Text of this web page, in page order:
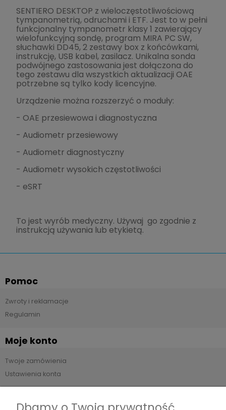
SENTIERO DESKTOP z wieloczęstotliwościową
tympanometrią, odruchami i ETF. Jest to w pełni
funkcjonalny tympanometr klasy 1 zawierający
wielofunkcyjną sondę, program MIRA PC SW,
słuchawki DD45, 2 zestawy box z końcówkami,
instrukcję, USB kabel, zasilacz. Unikalna sonda
podwójnego zastosowania jest dołączona do
tego zestawu dla wszystkich aktualizacji OAE
potrzebne są tylko kody licencyjne.
Urządzenie można rozszerzyć o moduły:
- OAE przesiewowa i diagnostyczna
- Audiometr przesiewowy
- Audiometr diagnostyczny
- Audiometr wysokich częstotliwości
- eSRT
To jest wyrób medyczny. Używaj go zgodnie z
instrukcją używania lub etykietą.
Pomoc
Zwroty i reklamacje
Regulamin
Moje konto
Twoje zamówienia
Ustawienia konta
Płatności i dostawa